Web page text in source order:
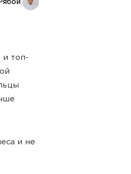
и топ-
и не